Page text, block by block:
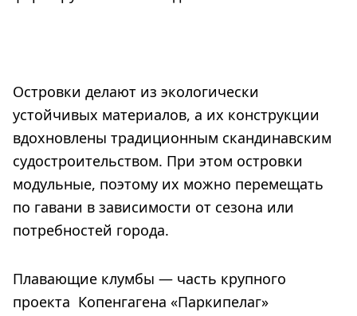
Островки делают из экологически
устойчивых материалов, а их конструкции
вдохновлены традиционным скандинавским
судостроительством. При этом островки
модульные, поэтому их можно перемещать
по гавани в зависимости от сезона или
потребностей города.
Плавающие клумбы — часть крупного
проекта Копенгагена «Паркипелаг»